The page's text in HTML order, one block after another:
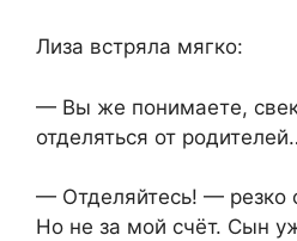
Лиза встряла мягко:
— Вы же понимаете,
отделяться от
— Отделяйтесь! — резко
Но не за мой счёт. Сын